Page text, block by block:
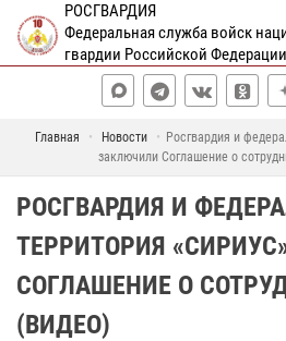
РОСГВАРДИЯ
Федеральная служба войск
гвардии Российской Федерации
Главная Новости
Росгвардия и
заключили Соглашение о
РОСГВАРДИЯ И
ТЕРРИТОРИЯ
СОГЛАШЕНИЕ О
(ВИДЕО)